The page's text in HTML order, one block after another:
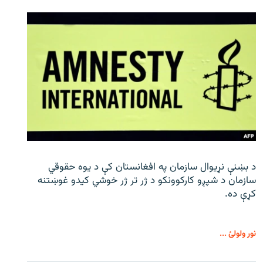
د بښنې نړیوال سازمان په افغانستان کې د یوه حقوقي
سازمان د شپږو کارکوونکو د ژر تر ژر خوشي کیدو غوښتنه
کړې ده.
نور ولولئ ...